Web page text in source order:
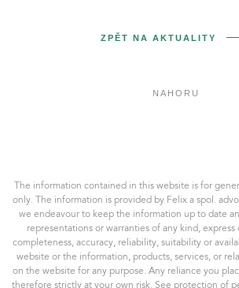
ZPĚT NA AKTUALITY
NAHORU
The information contained in this website is for
only. The information is provided by Felix a spol.
we endeavour to keep the information up to date
representations or warranties of any kind,
completeness, accuracy, reliability, suitability or
website or the information, products, services, or
on the website for any purpose. Any reliance you
therefore strictly at your own risk. See protection of